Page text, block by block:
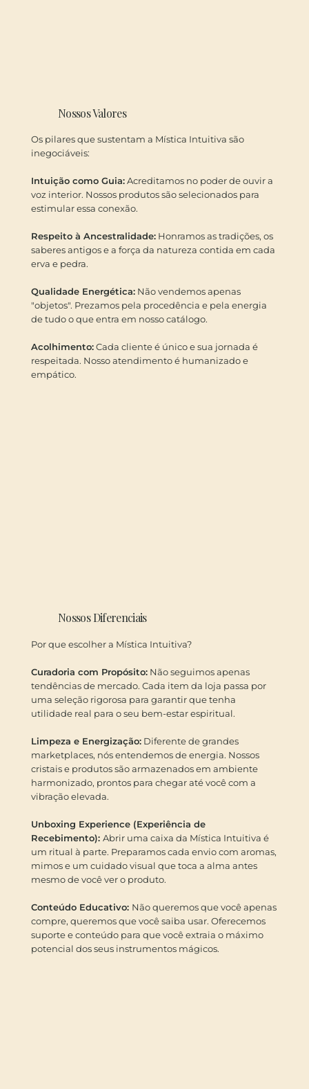
Nossos Valores
Os pilares que sustentam a Mística Intuitiva são
inegociáveis:
Intuição como Guia:Acreditamos no poder de ouvir a
voz interior. Nossos produtos são selecionados para
estimular essa conexão.
Respeito à Ancestralidade: Honramos as tradições, os
saberes antigos e a força da natureza contida em cada
erva e pedra.
Qualidade Energética: Não vendemos apenas
"objetos". Prezamos pela procedência e pela energia
de tudo o que entra em nosso catálogo.
Acolhimento:Cada cliente é único e sua jornada é
respeitada. Nosso atendimento é humanizado e
empático.
Nossos Diferenciais
Por que escolher a Mística Intuitiva?
Curadoria com Propósito: Não seguimos apenas
tendências de mercado. Cada item da loja passa por
uma seleção rigorosa para garantir que tenha
utilidade real para o seu bem-estar espiritual.
Limpeza e Energização: Diferente de grandes
marketplaces, nós entendemos de energia. Nossos
cristais e produtos são armazenados em ambiente
harmonizado, prontos para chegar até você com a
vibração elevada.
Unboxing Experience (Experiência de
Recebimento):Abrir uma caixa da Mística Intuitiva é
um ritual à parte. Preparamos cada envio com aromas,
mimos e um cuidado visual que toca a alma antes
mesmo de você ver o produto.
Conteúdo Educativo: Não queremos que você apenas
compre, queremos que você saiba usar. Oferecemos
suporte e conteúdo para que você extraia o máximo
potencial dos seus instrumentos mágicos.